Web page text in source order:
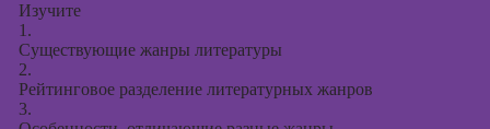
Изучите
1.
Существующие жанры литературы
2.
Рейтинговое разделение литературных жанров
3.